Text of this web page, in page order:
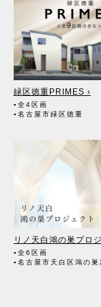
緑区徳重PRIMES ›
▪全4区画
▪名古屋市緑区徳重
リノ天白鴻の巣プロ
▪全6区画
▪名古屋市天白区鴻の巣